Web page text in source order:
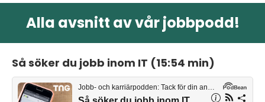
Alla avsnitt av vår jobbpodd!
Så söker du jobb inom IT (15:54 min)